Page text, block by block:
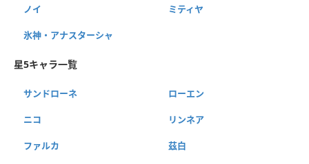
ノイ ミティヤ
氷神・アナスターシャ
星5キャラ一覧
サンドローネ ローエン
ニコ リンネア
ファルカ 茲白